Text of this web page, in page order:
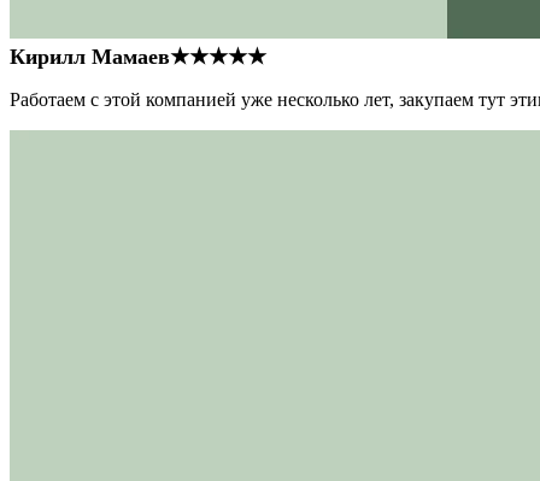
Кирилл Мамаев★★★★★
Работаем с этой компанией уже несколько лет, закупаем тут